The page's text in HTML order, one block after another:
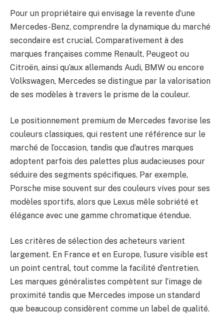
Pour un propriétaire qui envisage la revente d’une
Mercedes-Benz, comprendre la dynamique du marché
secondaire est crucial. Comparativement à des
marques françaises comme Renault, Peugeot ou
Citroën, ainsi qu’aux allemands Audi, BMW ou encore
Volkswagen, Mercedes se distingue par la valorisation
de ses modèles à travers le prisme de la couleur.
Le positionnement premium de Mercedes favorise les
couleurs classiques, qui restent une référence sur le
marché de l’occasion, tandis que d’autres marques
adoptent parfois des palettes plus audacieuses pour
séduire des segments spécifiques. Par exemple,
Porsche mise souvent sur des couleurs vives pour ses
modèles sportifs, alors que Lexus mêle sobriété et
élégance avec une gamme chromatique étendue.
Les critères de sélection des acheteurs varient
largement. En France et en Europe, l’usure visible est
un point central, tout comme la facilité d’entretien.
Les marques généralistes compètent sur l’image de
proximité tandis que Mercedes impose un standard
que beaucoup considèrent comme un label de qualité.